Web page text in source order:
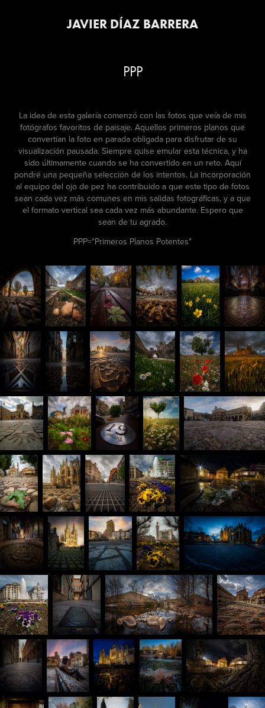
JAVIER DÍAZ BARRERA
PPP
La idea de esta galería comenzó con las fotos que veía de mis
fotógrafos favoritos de paisaje. Aquellos primeros planos que
convertían la foto en parada obligada para disfrutar de su
visualización pausada. Siempre quise emular esta técnica, y ha
sido últimamente cuando se ha convertido en un reto. Aquí
pondré una pequeña selección de los intentos. La incorporación
al equipo del ojo de pez ha contribuido a que este tipo de fotos
sean cada vez más comunes en mis salidas fotográficas, y a que
el formato vertical sea cada vez más abundante. Espero que
sean de tu agrado.
PPP="Primeros Planos Potentes"